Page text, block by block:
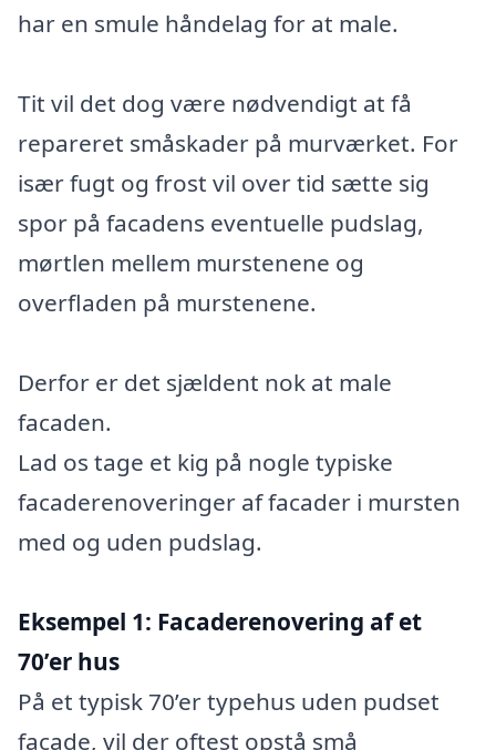
har en smule håndelag for at male.
Tit vil det dog være nødvendigt at få
repareret småskader på murværket. For
især fugt og frost vil over tid sætte sig
spor på facadens eventuelle pudslag,
mørtlen mellem murstenene og
overfladen på murstenene.
Derfor er det sjældent nok at male
facaden.
Lad os tage et kig på nogle typiske
facaderenoveringer af facader i mursten
med og uden pudslag.
Eksempel 1: Facaderenovering af et
70’er hus
På et typisk 70’er typehus uden pudset
facade, vil der oftest opstå små